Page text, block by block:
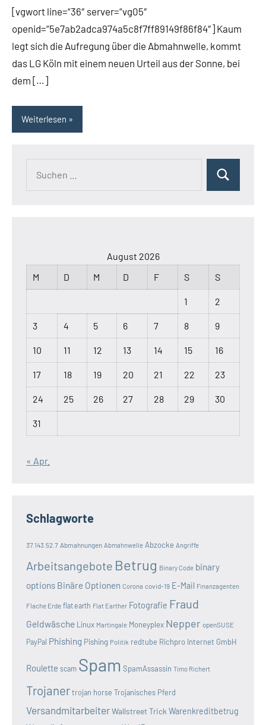
[vgwort line=“36″ server=“vg05″
openid=“5e7ab2adca974a5c8f7ff89149f86f84″] Kaum
legt sich die Aufregung über die Abmahnwelle, kommt
das LG Köln mit einem neuen Urteil aus der Sonne, bei
dem […]
Weiterlesen
Suchen
August 2026
M
D M D F S S
1 2
3 4 5 6 7 8 9
10 11 12 13 14 15 16
17 18 19 20 21 22 23
24 25 26 27 28 29 30
31
« Apr.
Schlagworte
37.143.52.7 Abmahnungen Abmahnwelle Abzocke Angriffe
Arbeitsangebote Betrug Binary Code binary
options Binäre Optionen Corona covid-19 E-Mail Finanzagenten
Flache Erde flat earth Flat Earther Fotografie Fraud
Geldwäsche Linux Martingale Moneyplex Nepper openSUSE
PayPal Phishing Pishing Politik redtube Richpro Internet GmbH
Roulette scam Spam SpamAssassin Timo Richert
Trojanertrojan horse Trojanisches Pferd
VersandmitarbeiterWallstreet Trick Warenkreditbetrug